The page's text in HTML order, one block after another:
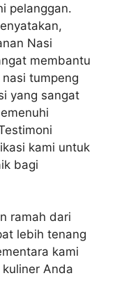
pelanggan.
Nasi
membantu
tumpeng
yang sangat
kami untuk
bagi
ramah dari
lebih tenang
kami
Anda